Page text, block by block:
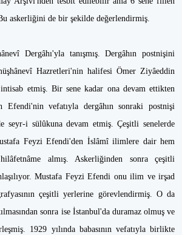
askerliğini de bir şekilde değerlendirmiş.
Dergâhı'yla tanışmış. Dergâhın postnişini
Hazretleri'nin halifesi Ömer Ziyâeddin
etmiş. Bir sene kadar ona devam ettikten
Efendi'nin vefatıyla dergâhın sonraki postnişi
seyr-i sülûkuna devam etmiş. Çeşitli senelerde
Feyzi Efendi'den İslâmî ilimlere dair hem
almış. Askerliğinden sonra çeşitli
Mustafa Feyzi Efendi onu ilim ve irşad
çeşitli yerlerine görevlendirmiş. O da
sonra ise İstanbul'da duramaz olmuş ve
1929 yılında babasının vefatıyla birlikte